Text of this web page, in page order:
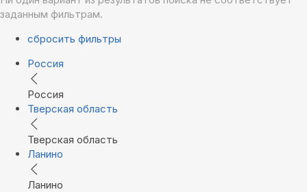
заданным фильтрам.
сбросить фильтры
Россия
Россия
Тверская область
Тверская область
Ланино
Ланино